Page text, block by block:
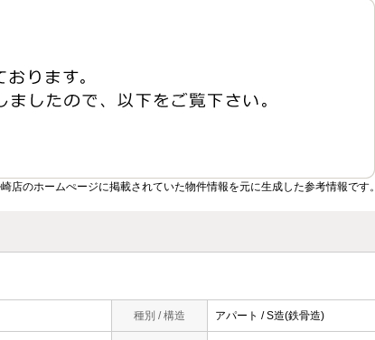
のホームぺージに掲載されていた物件情報を元に生成した参考情報です。
種別 / 構造 アパート / S造(鉄骨造)